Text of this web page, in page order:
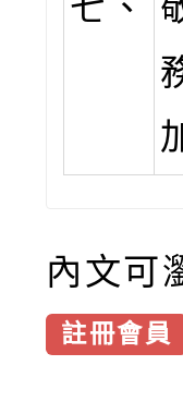
七、
內文可
註冊會員